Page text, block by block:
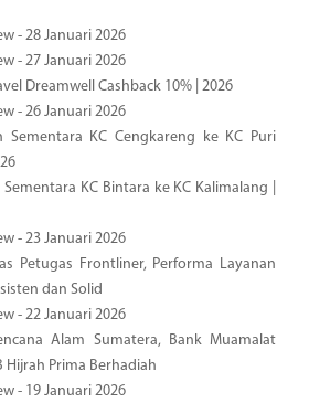
- 28 Januari 2026
- 27 Januari 2026
Dreamwell Cashback 10% | 2026
- 26 Januari 2026
Sementara KC Cengkareng ke KC Puri
KC Bintara ke KC Kalimalang |
- 23 Januari 2026
Petugas Frontliner, Performa Layanan
dan Solid
- 22 Januari 2026
Alam Sumatera, Bank Muamalat
Hijrah Prima Berhadiah
- 19 Januari 2026